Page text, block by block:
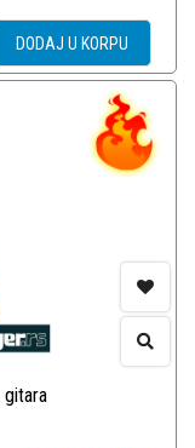
DODAJ U KORPU
gitara